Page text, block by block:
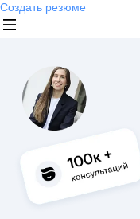
Создать резюме